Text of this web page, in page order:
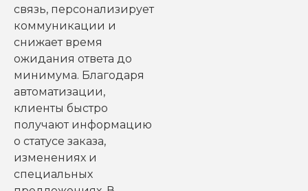
связь, персонализирует
коммуникации и
снижает время
ожидания ответа до
минимума. Благодаря
автоматизации,
клиенты быстро
получают информацию
о статусе заказа,
изменениях и
специальных